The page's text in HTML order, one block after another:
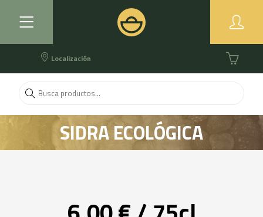
Localización
SIDRA ECOLÓGICA